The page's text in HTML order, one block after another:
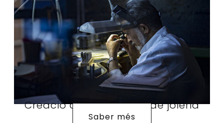
Creació de joies i taller de joieria
Saber més